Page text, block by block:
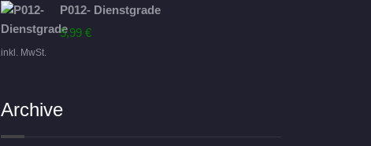
P012- Dienstgrade
5,99 €
inkl. MwSt.
Archive